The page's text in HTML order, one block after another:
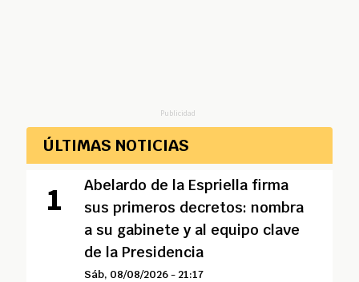
Publicidad
ÚLTIMAS NOTICIAS
Abelardo de la Espriella firma
sus primeros decretos: nombra
a su gabinete y al equipo clave
de la Presidencia
Sáb, 08/08/2026 - 21:17